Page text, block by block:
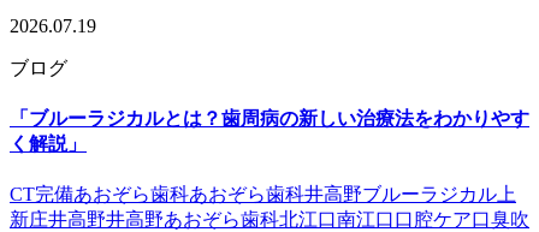
2026.07.19
ブログ
「ブルーラジカルとは？歯周病の新しい治療法をわかりやす
く解説」
CT完備あおぞら歯科あおぞら歯科井高野ブルーラジカル上
新庄井高野井高野あおぞら歯科北江口南江口口腔ケア口臭吹